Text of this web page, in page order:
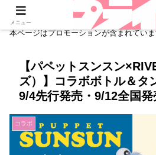
本ページはプロモーションが含まれてい
【パペットスンスン
ズ）】コラボボトル＆タ
9/4先行発売・9/12全国発
コラボ
メニュー